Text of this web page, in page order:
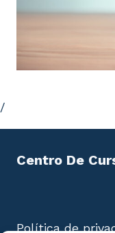
/
Centro De
Política de